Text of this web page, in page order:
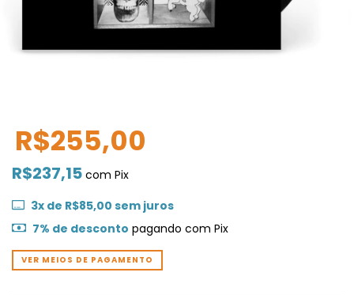
R$255,00
R$237,15 com Pix
3x de R$85,00 sem juros
7% de desconto pagando com Pix
VER MEIOS DE PAGAMENTO